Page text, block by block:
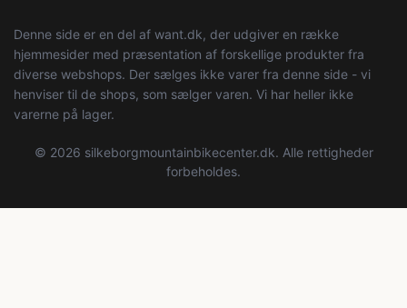
Denne side er en del af want.dk, der udgiver en række
hjemmesider med præsentation af forskellige produkter fra
diverse webshops. Der sælges ikke varer fra denne side - vi
henviser til de shops, som sælger varen. Vi har heller ikke
varerne på lager.
© 2026 silkeborgmountainbikecenter.dk. Alle rettigheder
forbeholdes.